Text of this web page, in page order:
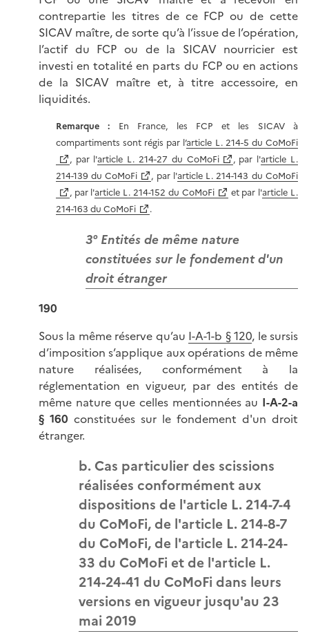
contrepartie les titres de ce FCP ou de cette
SICAV maître, de sorte qu’à l’issue de l’opération,
l’actif du FCP ou de la SICAV nourricier est
investi en totalité en parts du FCP ou en actions
de la SICAV maître et, à titre accessoire, en
liquidités.
Remarque : En France, les FCP et les SICAV à
compartiments sont régis par l’article L. 214-5 du CoMoFi
, par l'article L. 214-27 du CoMoFi , par l'article L.
214-139 du CoMoFi
, par l'article L. 214-143 du CoMoFi
, par l'article L. 214-152 du CoMoFi et par l'article L.
214-163 du CoMoFi
.
3° Entités de même nature
constituées sur le fondement d'un
droit étranger
190
Sous la même réserve qu’au I-A-1-b § 120, le sursis
d’imposition s’applique aux opérations de même
nature réalisées, conformément à la
réglementation en vigueur, par des entités de
même nature que celles mentionnées au I-A-2-a
§ 160 constituées sur le fondement d'un droit
étranger.
b. Cas particulier des scissions
réalisées conformément aux
dispositions de l'article L. 214-7-4
du CoMoFi, de l'article L. 214-8-7
du CoMoFi, de l'article L. 214-24-
33 du CoMoFi et de l'article L.
214-24-41 du CoMoFi dans leurs
versions en vigueur jusqu'au 23
mai 2019